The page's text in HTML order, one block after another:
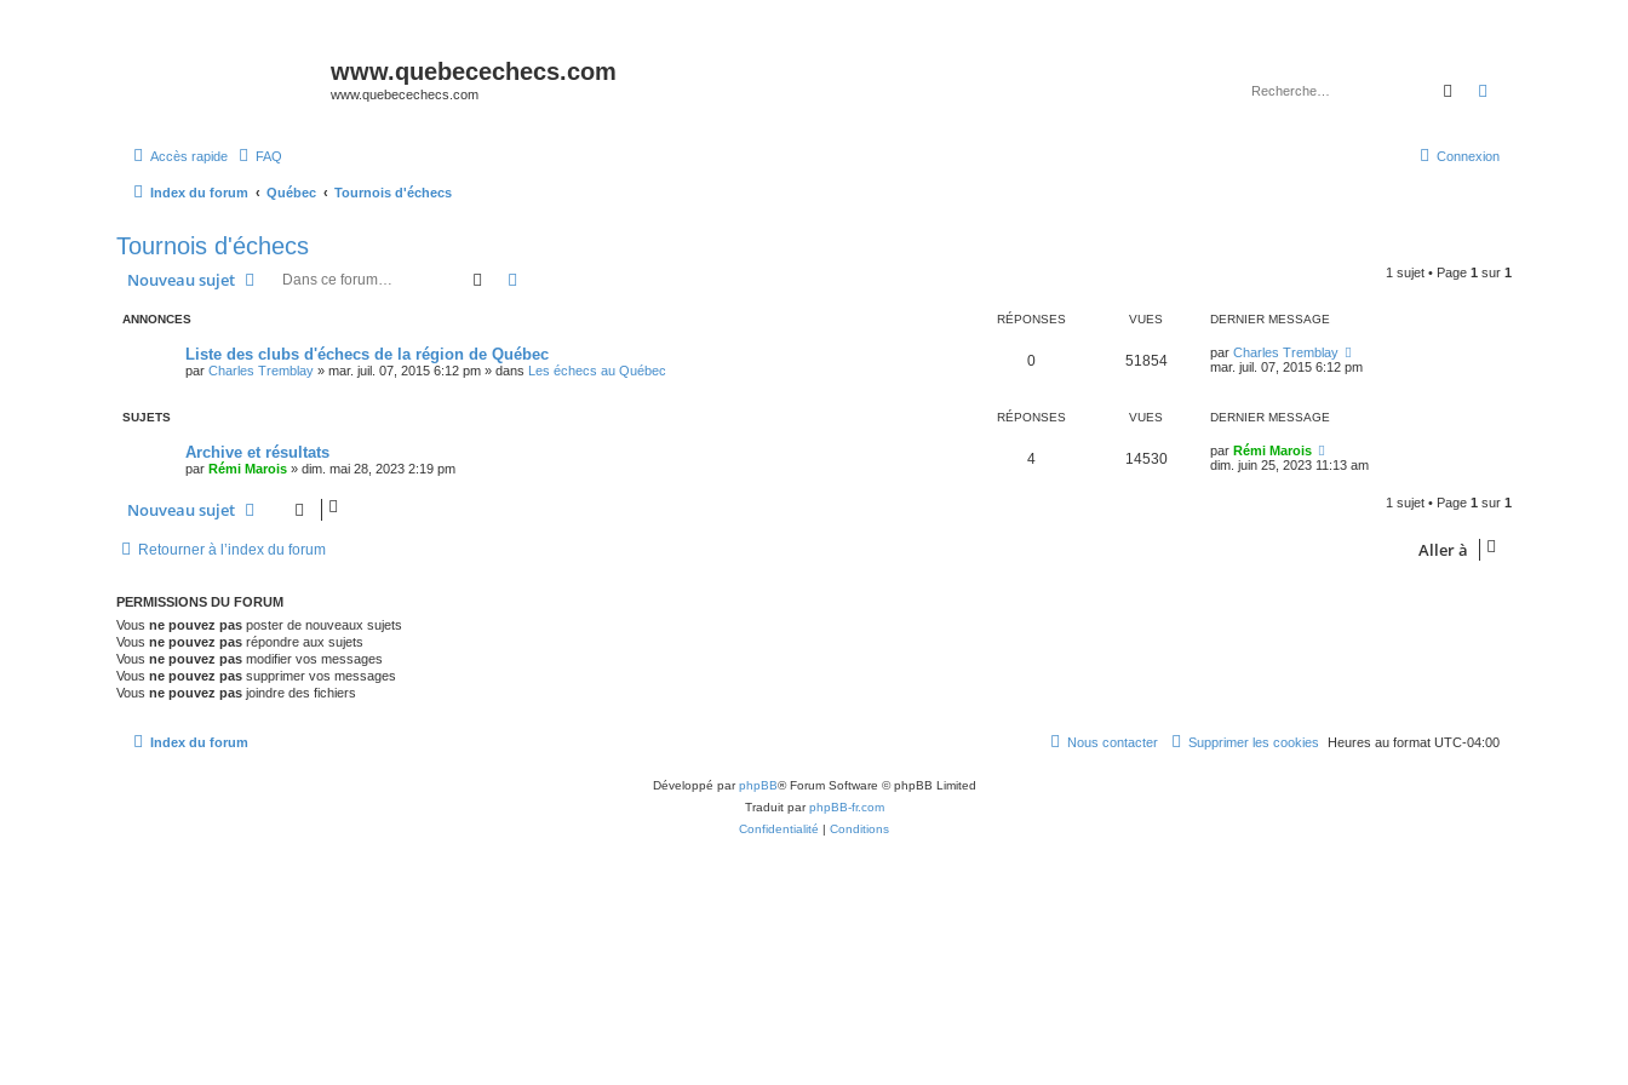
www.quebecechecs.com
www.quebecechecs.com Rechercher
Accès rapide FAQ Connexion
Index du forum Québec Tournois d'échecs
Tournois d'échecs
Nouveau sujet Rechercher 1 sujet • Page 1 sur 1
ANNONCES RÉPONSES VUES DERNIER MESSAGE
Liste des clubs d'échecs de la région de Québec
par Charles Tremblay » mar. juil. 07, 2015 6:12 pm » dans Les échecs au Québec
0 51854 par Charles Tremblay
mar. juil. 07, 2015 6:12 pm
SUJETS RÉPONSES VUES DERNIER MESSAGE
Archive et résultats
par Rémi Marois » dim. mai 28, 2023 2:19 pm
4 14530 par Rémi Marois
dim. juin 25, 2023 11:13 am
Nouveau sujet 1 sujet • Page 1 sur 1
Retourner à l’index du forum Aller à
PERMISSIONS DU FORUM
Vous ne pouvez pas poster de nouveaux sujets
Vous ne pouvez pas répondre aux sujets
Vous ne pouvez pas modifier vos messages
Vous ne pouvez pas supprimer vos messages
Vous ne pouvez pas joindre des fichiers
Index du forum Heures au format UTC-04:00
Supprimer les cookies
Nous contacter
Développé parphpBB® Forum Software © phpBB Limited
Traduit parphpBB-fr.com
Confidentialité | Conditions